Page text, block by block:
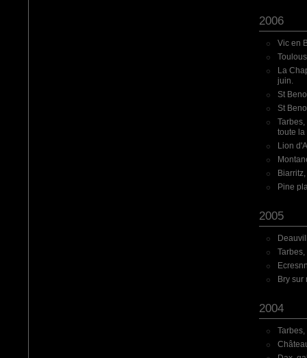
2006
Vic en
La
juin.
St
St
toute la
Lion
Pine
2005
Bry sur
2004